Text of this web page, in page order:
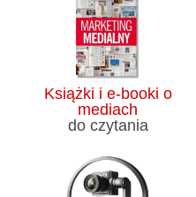
Książki i e-booki o
mediach
do czytania